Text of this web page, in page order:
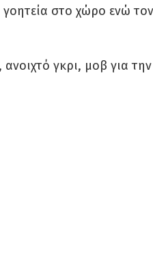
γοητεία στο χώρο ενώ τον
γκρι, μοβ για